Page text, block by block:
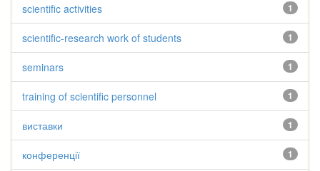
1
scientific activities
1
scientific-research work of students
1
seminars
1
training of scientific personnel
1
виставки
1
конференції